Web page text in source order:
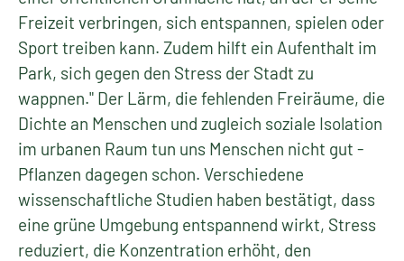
Freizeit verbringen, sich entspannen, spielen oder
Sport treiben kann. Zudem hilft ein Aufenthalt im
Park, sich gegen den Stress der Stadt zu
wappnen." Der Lärm, die fehlenden Freiräume, die
Dichte an Menschen und zugleich soziale Isolation
im urbanen Raum tun uns Menschen nicht gut -
Pflanzen dagegen schon. Verschiedene
wissenschaftliche Studien haben bestätigt, dass
eine grüne Umgebung entspannend wirkt, Stress
reduziert, die Konzentration erhöht, den